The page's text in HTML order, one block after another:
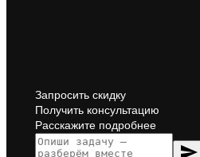
Запросить скидку
Получить консультацию
Расскажите подробнее
send